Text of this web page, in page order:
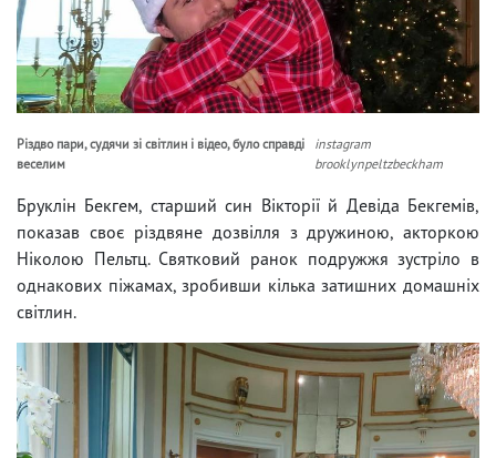
Різдво пари, судячи зі світлин і відео, було справді
веселим
instagram
brooklynpeltzbeckham
Бруклін Бекгем, старший син Вікторії й Девіда Бекгемів,
показав своє різдвяне дозвілля з дружиною, акторкою
Ніколою Пельтц. Святковий ранок подружжя зустріло в
однакових піжамах, зробивши кілька затишних домашніх
світлин.